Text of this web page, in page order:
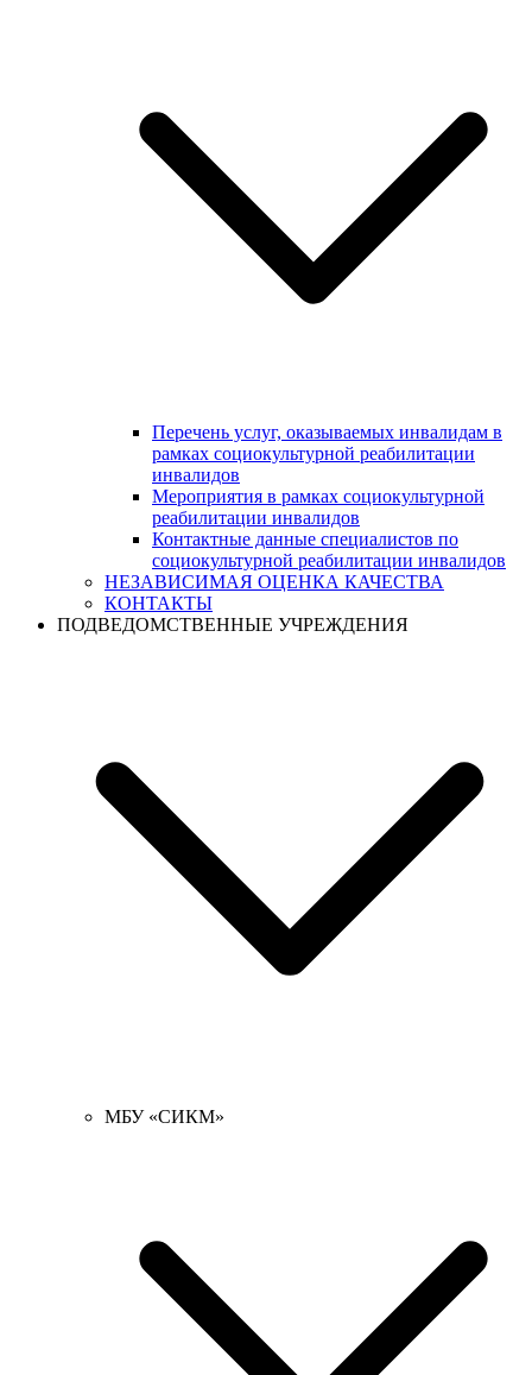
Перечень услуг, оказываемых инвалидам в
рамках социокультурной реабилитации
инвалидов
Мероприятия в рамках социокультурной
реабилитации инвалидов
Контактные данные специалистов по
социокультурной реабилитации инвалидов
НЕЗАВИСИМАЯ ОЦЕНКА КАЧЕСТВА
КОНТАКТЫ
ПОДВЕДОМСТВЕННЫЕ УЧРЕЖДЕНИЯ
МБУ «СИКМ»